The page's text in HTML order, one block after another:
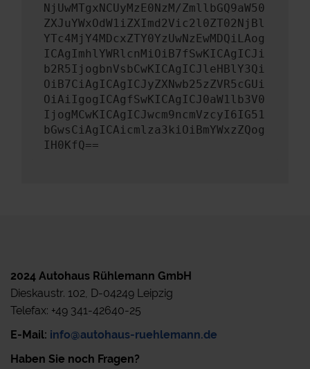
NjUwMTgxNCUyMzE0NzM/ZmllbGQ9aW50
ZXJuYWxOdW1iZXImd2Vic2l0ZT02NjBl
YTc4MjY4MDcxZTY0YzUwNzEwMDQiLAog
ICAgImhlYWRlcnMiOiB7fSwKICAgICJi
b2R5IjogbnVsbCwKICAgICJleHBlY3Qi
OiB7CiAgICAgICJyZXNwb25zZVR5cGUi
OiAiIgogICAgfSwKICAgICJ0aW1lb3V0
IjogMCwKICAgICJwcm9ncmVzcyI6IG51
bGwsCiAgICAicmlza3kiOiBmYWxzZQog
IH0KfQ==
2024 Autohaus Rühlemann GmbH
Dieskaustr. 102, D-04249 Leipzig
Telefax: +49 341-42640-25
E-Mail: info@autohaus-ruehlemann.de
Haben Sie noch Fragen?